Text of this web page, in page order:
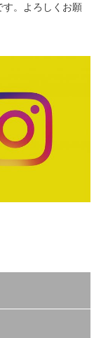
す。よろしくお願